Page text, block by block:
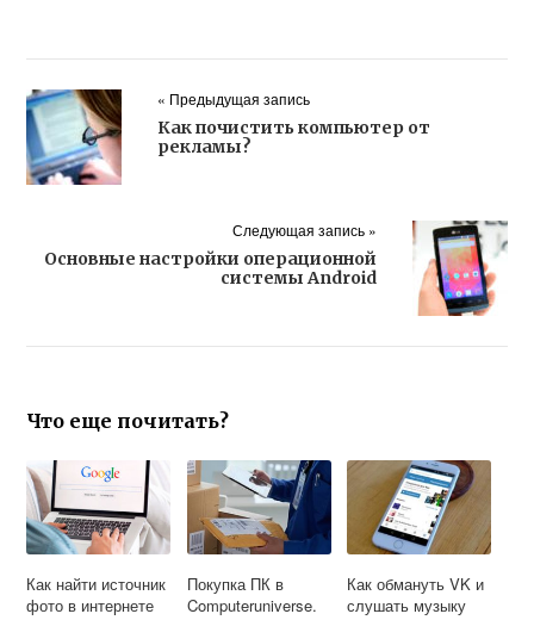
« Предыдущая запись
Как почистить компьютер от
рекламы?
Следующая запись »
Основные настройки операционной
системы Android
Что еще почитать?
Как найти источник
фото в интернете
Покупка ПК в
Computeruniverse.
Как обмануть VK и
слушать музыку